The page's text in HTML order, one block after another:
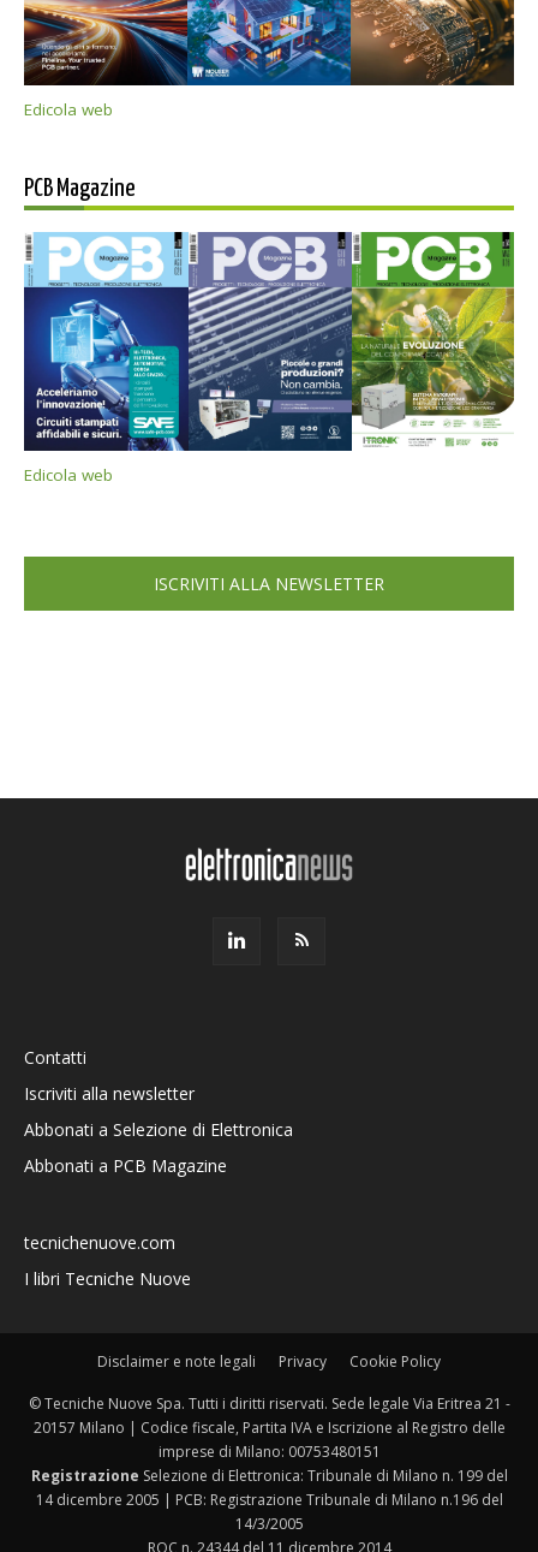
Edicola web
PCB Magazine
Edicola web
ISCRIVITI ALLA NEWSLETTER
Contatti
Iscriviti alla newsletter
Abbonati a Selezione di Elettronica
Abbonati a PCB Magazine
tecnichenuove.com
I libri Tecniche Nuove
Disclaimer e note legali Privacy Cookie Policy
© Tecniche Nuove Spa. Tutti i diritti riservati. Sede legale Via Eritrea 21 -
20157 Milano | Codice fiscale, Partita IVA e Iscrizione al Registro delle
imprese di Milano: 00753480151
Registrazione Selezione di Elettronica: Tribunale di Milano n. 199 del
14 dicembre 2005 | PCB: Registrazione Tribunale di Milano n.196 del
14/3/2005